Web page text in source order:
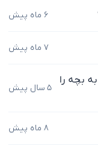
۶ ماه پیش
۷ ماه پیش
بچه را
۵ سال پیش
۸ ماه پیش